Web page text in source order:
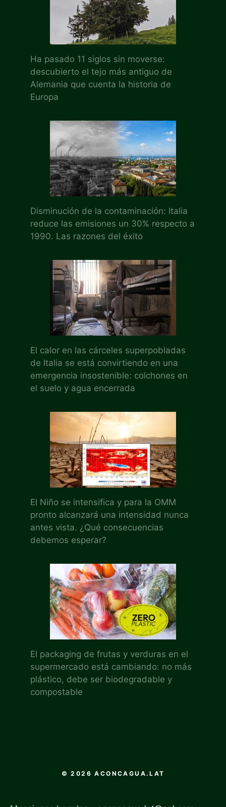
Ha pasado 11 siglos sin moverse:
descubierto el tejo más antiguo de
Alemania que cuenta la historia de
Europa
Disminución de la contaminación: Italia
reduce las emisiones un 30% respecto a
1990. Las razones del éxito
El calor en las cárceles superpobladas
de Italia se está convirtiendo en una
emergencia insostenible: colchones en
el suelo y agua encerrada
El Niño se intensifica y para la OMM
pronto alcanzará una intensidad nunca
antes vista. ¿Qué consecuencias
debemos esperar?
El packaging de frutas y verduras en el
supermercado está cambiando: no más
plástico, debe ser biodegradable y
compostable
© 2026 ACONCAGUA.LAT